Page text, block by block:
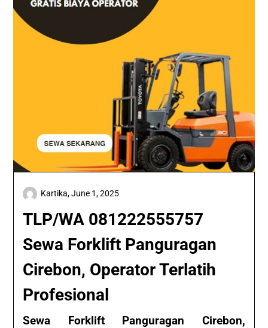
TLP/WA 081222555757
Sewa Forklift Panguragan
Cirebon, Operator Terlatih
Profesional
Kartika,June 1, 2025
Sewa Forklift Panguragan Cirebon,